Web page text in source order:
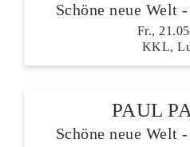
Schöne neue Welt
Fr.,
KKL,
PAUL
Schöne neue Welt